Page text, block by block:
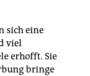
sich eine
viel
erhofft. Sie
bringe